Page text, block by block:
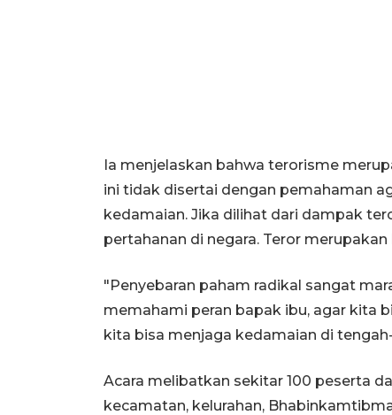
Ia menjelaskan bahwa terorisme
ini tidak disertai dengan pemahaman
kedamaian. Jika dilihat dari dampak
pertahanan di negara. Teror
"Penyebaran paham radikal sangat
memahami peran bapak ibu, agar kita
kita bisa menjaga kedamaian di
Acara melibatkan sekitar 100 peserta
kecamatan, kelurahan,